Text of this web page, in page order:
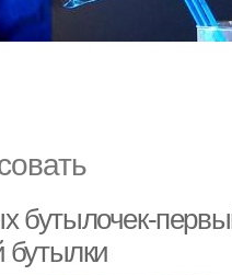
бутылочек-
бутылки